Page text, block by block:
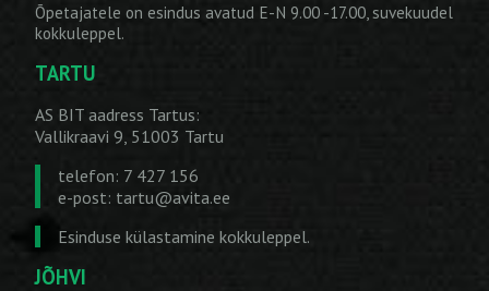
Õpetajatele on esindus avatud E-N 9.00 -17.00, suvekuudel
kokkuleppel.
TARTU
AS BIT aadress Tartus:
Vallikraavi 9, 51003 Tartu
telefon: 7 427 156
e-post: tartu@avita.ee
Esinduse külastamine kokkuleppel.
JÕHVI